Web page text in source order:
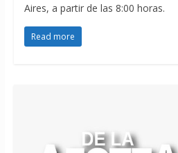
Aires, a partir de las 8:00 horas.
Read more